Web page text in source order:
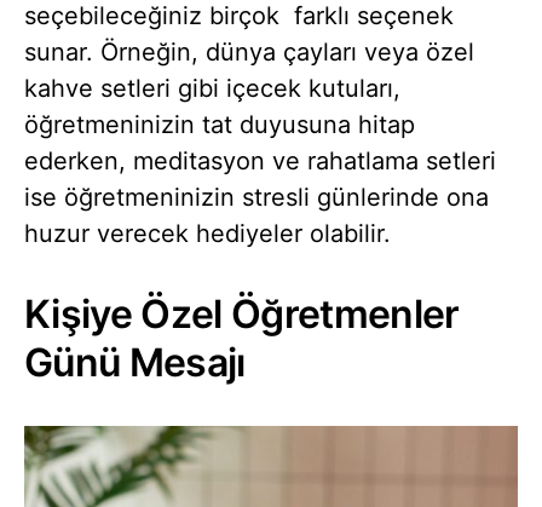
seçebileceğiniz birçok farklı seçenek
sunar. Örneğin, dünya çayları veya özel
kahve setleri gibi içecek kutuları,
öğretmeninizin tat duyusuna hitap
ederken, meditasyon ve rahatlama setleri
ise öğretmeninizin stresli günlerinde ona
huzur verecek hediyeler olabilir.
Kişiye Özel Öğretmenler
Günü Mesajı